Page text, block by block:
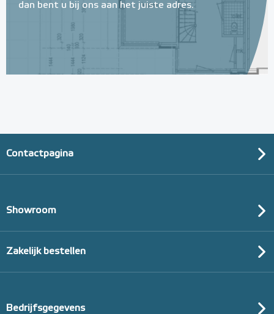
dan bent u bij ons aan het juiste adres.
Contactpagina
Showroom
Zakelijk bestellen
Bedrijfsgegevens